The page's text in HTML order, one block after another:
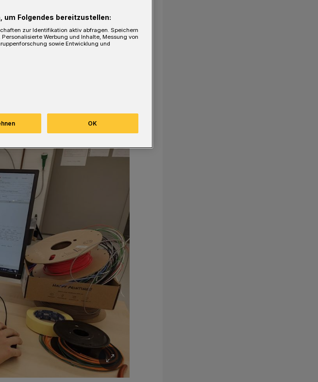
um Folgendes bereitzustellen:
zur Identifikation aktiv abfragen. Speichern
Werbung und Inhalte, Messung von
sowie Entwicklung und
OK